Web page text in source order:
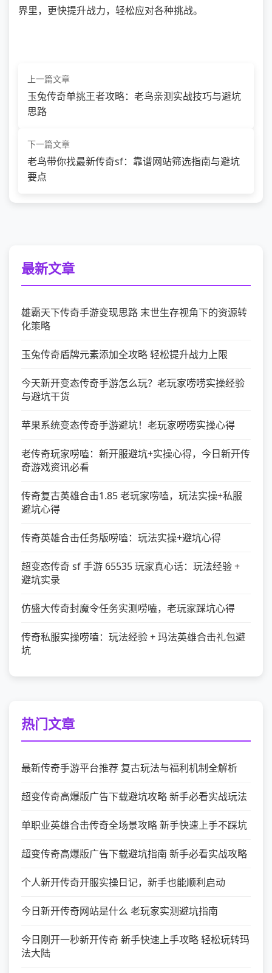
界里，更快提升战力，轻松应对各种挑战。
上一篇文章
玉兔传奇单挑王者攻略：老鸟亲测实战技巧与避坑
思路
下一篇文章
老鸟带你找最新传奇sf：靠谱网站筛选指南与避坑
要点
最新文章
雄霸天下传奇手游变现思路 末世生存视角下的资源转
化策略
玉兔传奇盾牌元素添加全攻略 轻松提升战力上限
今天新开变态传奇手游怎么玩？老玩家唠唠实操经验
与避坑干货
苹果系统变态传奇手游避坑！老玩家唠唠实操心得
老传奇玩家唠嗑：新开服避坑+实操心得，今日新开传
奇游戏资讯必看
传奇复古英雄合击1.85 老玩家唠嗑，玩法实操+私服
避坑心得
传奇英雄合击任务版唠嗑：玩法实操+避坑心得
超变态传奇 sf 手游 65535 玩家真心话：玩法经验 +
避坑实录
仿盛大传奇封魔令任务实测唠嗑，老玩家踩坑心得
传奇私服实操唠嗑：玩法经验 + 玛法英雄合击礼包避
坑
热门文章
最新传奇手游平台推荐 复古玩法与福利机制全解析
超变传奇高爆版广告下载避坑攻略 新手必看实战玩法
单职业英雄合击传奇全场景攻略 新手快速上手不踩坑
超变传奇高爆版广告下载避坑指南 新手必看实战攻略
个人新开传奇开服实操日记，新手也能顺利启动
今日新开传奇网站是什么 老玩家实测避坑指南
今日刚开一秒新开传奇 新手快速上手攻略 轻松玩转玛
法大陆